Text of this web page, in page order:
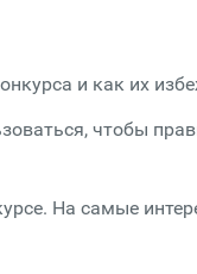
и как их
чтобы
На самые